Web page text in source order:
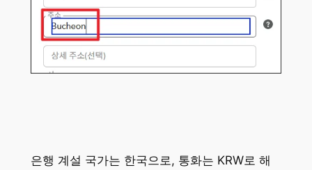
은행 계설 국가는 한국으로, 통화는 KRW로 해